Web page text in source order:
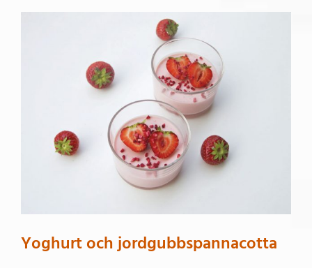
Yoghurt och jordgubbspannacotta